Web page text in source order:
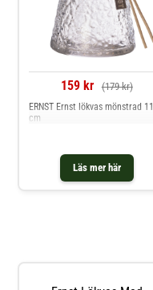
159 kr (179 kr)
Läs mer här
ERNST Ernst lökvas mönstrad 11
cm